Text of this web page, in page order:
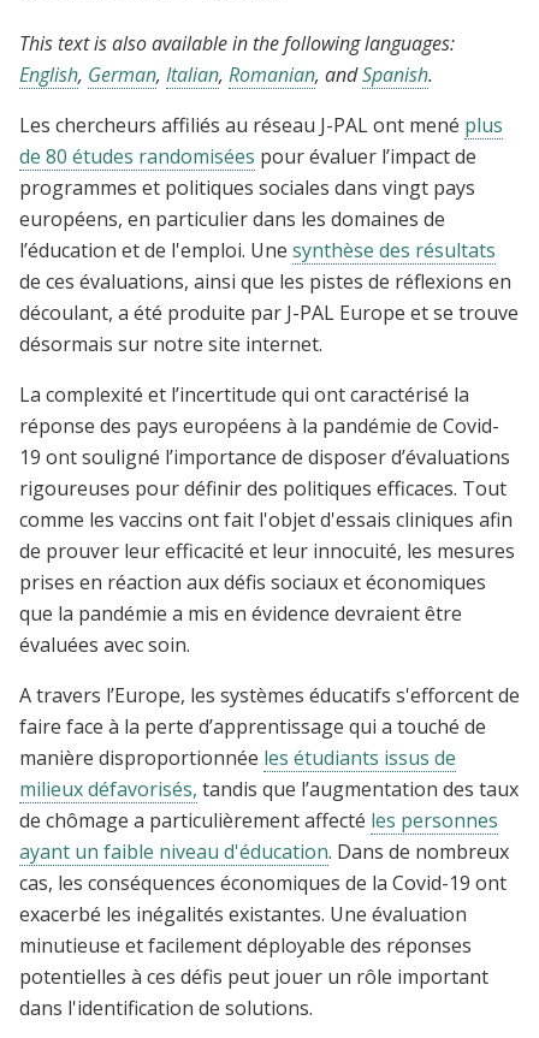
This text is also available in the following languages:
English, German, Italian, Romanian, andSpanish.
Les chercheurs affiliés au réseau J-PAL ont mené plus
de 80 études randomisées pour évaluer l’impact de
programmes et politiques sociales dans vingt pays
européens, en particulier dans les domaines de
l’éducation et de l'emploi. Une synthèse des résultats
de ces évaluations, ainsi que les pistes de réflexions en
découlant, a été produite par J-PAL Europe et se trouve
désormais sur notre site internet.
La complexité et l’incertitude qui ont caractérisé la
réponse des pays européens à la pandémie de Covid-
19 ont souligné l’importance de disposer d’évaluations
rigoureuses pour définir des politiques efficaces. Tout
comme les vaccins ont fait l'objet d'essais cliniques afin
de prouver leur efficacité et leur innocuité, les mesures
prises en réaction aux défis sociaux et économiques
que la pandémie a mis en évidence devraient être
évaluées avec soin.
A travers l’Europe, les systèmes éducatifs s'efforcent de
faire face à la perte d’apprentissage qui a touché de
manière disproportionnée les étudiants issus de
milieux défavorisés, tandis que l’augmentation des taux
de chômage a particulièrement affecté les personnes
ayant un faible niveau d'éducation. Dans de nombreux
cas, les conséquences économiques de la Covid-19 ont
exacerbé les inégalités existantes. Une évaluation
minutieuse et facilement déployable des réponses
potentielles à ces défis peut jouer un rôle important
dans l'identification de solutions.